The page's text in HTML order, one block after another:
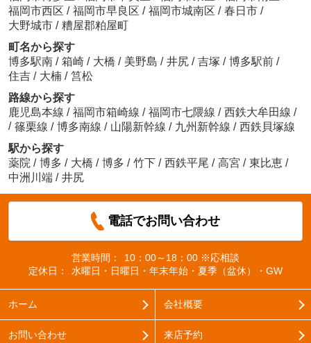
福岡市西区 / 福岡市早良区 / 福岡市城南区 / 春日市 /
大野城市 / 糟屋郡粕屋町
町名から探す
博多駅南 / 箱崎 / 大橋 / 美野島 / 井尻 / 吉塚 / 博多駅前 /
住吉 / 大楠 / 筥松
路線から探す
鹿児島本線 / 福岡市箱崎線 / 福岡市七隈線 / 西鉄大牟田線 /
/ 篠栗線 / 博多南線 / 山陽新幹線 / 九州新幹線 / 西鉄貝塚線
駅から探す
薬院 / 博多 / 大橋 / 博多 / 竹下 / 西鉄平尾 / 高宮 / 東比恵 /
中洲川端 / 井尻
電話でお問い合わせ
営業時間：
10：00～18：00 ※応相談
定休日：
水曜日・日曜日・年末年始・夏季（盆休）・GW
ホーム 会社概要
お問い合わせ 来店予約